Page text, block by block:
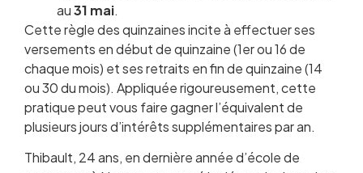
au31 mai.
Cette règle des quinzaines incite à effectuer ses
versements en début de quinzaine (1er ou 16 de
chaque mois) et ses retraits en fin de quinzaine (14
ou 30 du mois). Appliquée rigoureusement, cette
pratique peut vous faire gagner l’équivalent de
plusieurs jours d’intérêts supplémentaires par an.
Thibault, 24 ans, en dernière année d’école de